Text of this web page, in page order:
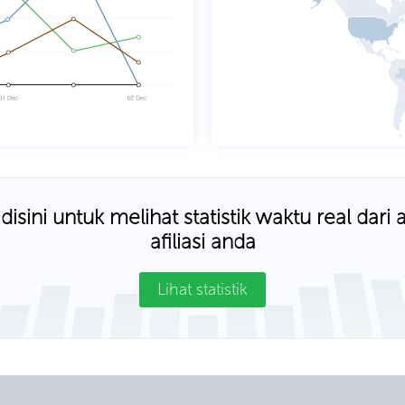
untuk melihat statistik waktu real dari
afiliasi anda
Lihat statistik